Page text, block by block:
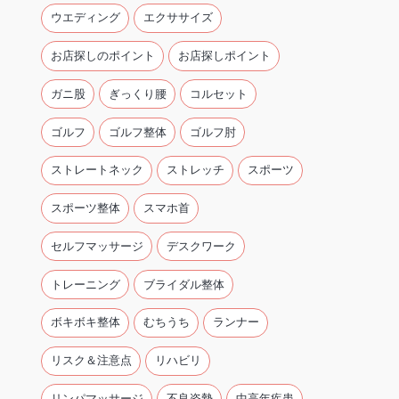
ウエディング エクササイズ
お店探しのポイント お店探しポイント
ガニ股 ぎっくり腰 コルセット
ゴルフ ゴルフ整体 ゴルフ肘
ストレートネック ストレッチ スポーツ
スポーツ整体 スマホ首
セルフマッサージ デスクワーク
トレーニング ブライダル整体
ボキボキ整体 むちうち ランナー
リスク＆注意点 リハビリ